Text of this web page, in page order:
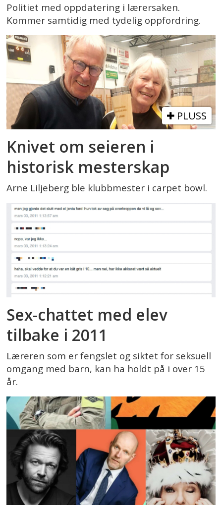
Politiet med oppdatering i lærersaken.
Kommer samtidig med tydelig oppfordring.
PLUSS
Knivet om seieren i
historisk mesterskap
Arne Liljeberg ble klubbmester i carpet bowl.
Sex-chattet med elev
tilbake i 2011
Læreren som er fengslet og siktet for seksuell
omgang med barn, kan ha holdt på i over 15
år.